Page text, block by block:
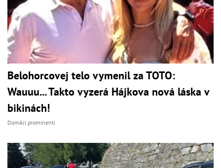
Belohorcovej telo vymenil za TOTO:
Wauuu... Takto vyzerá Hájkova nová láska v
bikinách!
Domáci prominenti